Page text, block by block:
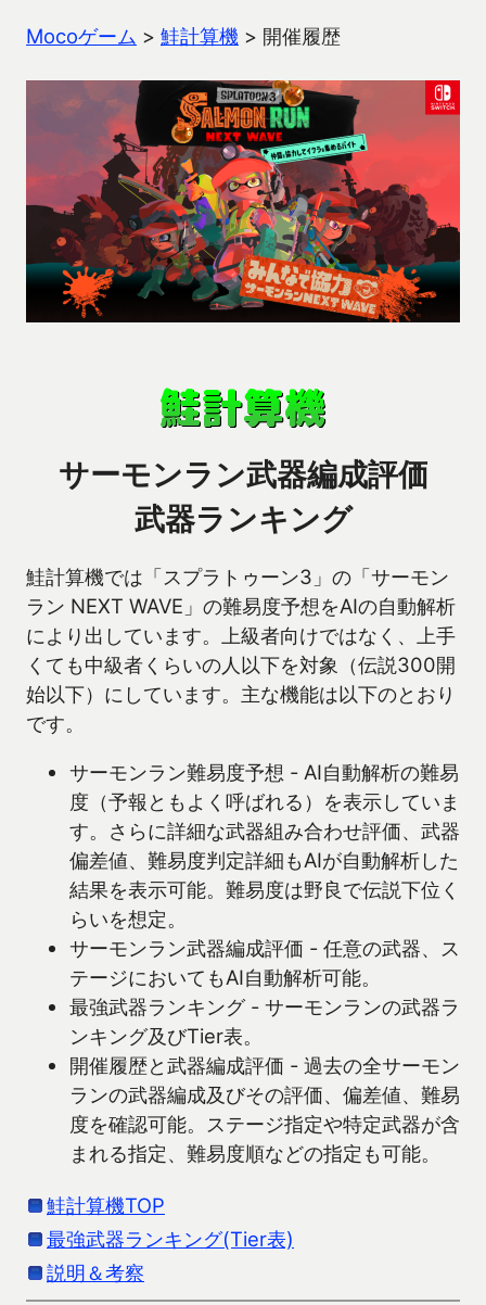
Mocoゲーム > 鮭計算機 > 開催履歴
サーモンラン武器編成評価
武器ランキング
鮭計算機では「スプラトゥーン3」の「サーモン
ラン NEXT WAVE」の難易度予想をAIの自動解析
により出しています。上級者向けではなく、上手
くても中級者くらいの人以下を対象（伝説300開
始以下）にしています。主な機能は以下のとおり
です。
サーモンラン難易度予想 - AI自動解析の難易
度（予報ともよく呼ばれる）を表示していま
す。さらに詳細な武器組み合わせ評価、武器
偏差値、難易度判定詳細もAIが自動解析した
結果を表示可能。難易度は野良で伝説下位く
らいを想定。
サーモンラン武器編成評価 - 任意の武器、ス
テージにおいてもAI自動解析可能。
最強武器ランキング - サーモンランの武器ラ
ンキング及びTier表。
開催履歴と武器編成評価 - 過去の全サーモン
ランの武器編成及びその評価、偏差値、難易
度を確認可能。ステージ指定や特定武器が含
まれる指定、難易度順などの指定も可能。
鮭計算機TOP
最強武器ランキング(Tier表)
説明＆考察